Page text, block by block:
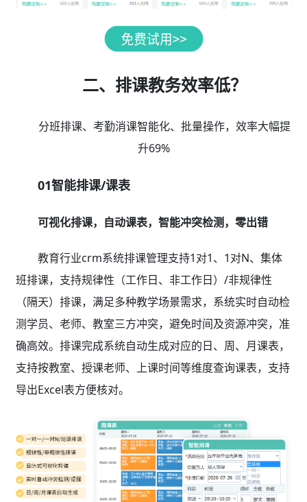
二、排课教务效率低？
分班排课、考勤消课智能化、批量操作，效率大幅提
升69%
01智能排课/课表
可视化排课，自动课表，智能冲突检测，零出错
教育行业crm系统排课管理支持1对1、1对N、集体
班排课，支持规律性（工作日、非工作日）/非规律性
（隔天）排课，满足多种教学场景需求，系统实时自动检
测学员、老师、教室三方冲突，避免时间及资源冲突，准
确高效。排课完成系统自动生成对应的日、周、月课表，
支持按教室、授课老师、上课时间等维度查询课表，支持
导出Excel表方便核对。